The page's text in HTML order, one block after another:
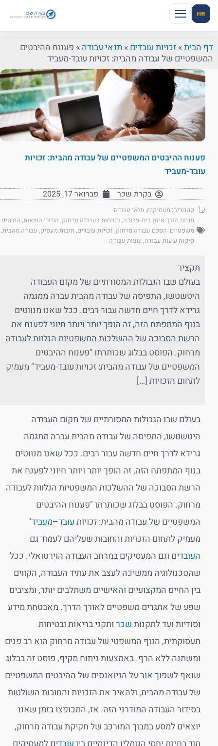
HR
דף הבית»זכויות עובדים»תנאי עבודה»פענוח ההיבטים
המשפטיים של עבודה מהבית: זכויות עובד-מעביד
פענוח ההיבטים המשפטיים של עבודה מהבית: זכויות
עובד-מעביד
בקרת שכר פברואר 17, 2025
קטגוריה:מעסיקים,תנאי עבודה
תגיות תוכן: איזון בית-עבודה,בטיחות בעבודה מרחוק,החזרי הוצאות,היבטים
משפטיים,הסכם עבודה מרחוק,זכויות עובדים,חובות מעסיק,עבודה מהבית,
פיקוח שעות עבודה,שעות עבודה
תקציר
בעולם שבו הגבולות המסורתיים של מקום העבודה
היטשטשו, התפיסה של עבודה מהבית עברה ממגמה
גרידא לדרך חיים חדשה עבור רבים. ככל שאנו מנווטים
בנוף המתפתח הזה, זה הופך יותר ויותר חיוני לפענח את
הרשת הסבוכה של ההשלכות המשפטיות הנלוות לעבודה
מרחוק. הפוסט בבלוג שכותרתו "פענוח ההיבטים
המשפטיים של עבודה מהבית: זכויות עובד-מעביד" מעמיק
לתחום הזכויות […]
בעולם שבו הגבולות המסורתיים של מקום העבודה
היטשטשו, התפיסה של עבודה מהבית עברה ממגמה
גרידא לדרך חיים חדשה עבור רבים. ככל שאנו מנווטים
בנוף המתפתח הזה, זה הופך יותר ויותר חיוני לפענח את
הרשת הסבוכה של ההשלכות המשפטיות הנלוות לעבודה
מרחוק. הפוסט בבלוג שכותרתו "פענוח ההיבטים
המשפטיים של עבודה מהבית: זכויותעובד–מעביד"
מעמיק לתחום הזכויות והחובות שעליהם לעמוד גם
העובדים וגם המעסיקים במרחב העבודה הוירטואלי. ככל
שהטכנולוגיה ממשיכה לעצב את עתיד העבודה, הקווים
בין החיים המקצועיים והאישיים משתלבים יותר, ומציבים
שפע של אתגרים משפטיים לאורך הדרך. מאבטחת מידע
וסודיות ועד לתקנותשכרותקני בריאות ובטיחות
תעסוקתית, הנוף המשפטי של עבודה מרחוק הוא רב פנים
ומשתנה ללא הרף. באמצעות ניתוח מקיף, פוסט זה בבלוג
שואף לשפוך אור על הניואנסים של ההיבטים המשפטיים
של עבודה מהבית, ולהאיר את הזכויות והחובות השולטות
בסידור העבודה המודרני הזה. אז, התכופצו בזמן שאנו
יוצאים למסע במבוך המורכב של חקיקת עבודה מרחוק,